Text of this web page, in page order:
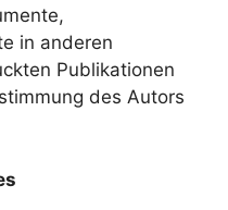
in anderen
Publikationen
des Autors